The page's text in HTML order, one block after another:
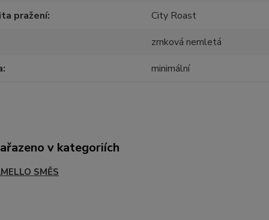
pražení
City Roast
zrnková nemletá
minimální
v kategoriích
SMĚS